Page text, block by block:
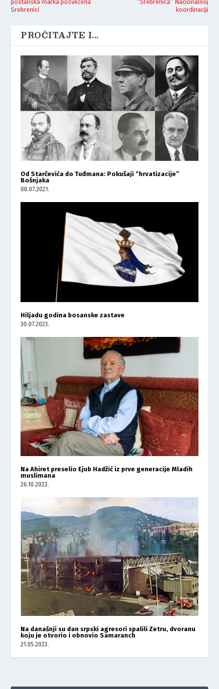
poštanska marka posvećena
Srebrenici
“Srebrenica” Nacionalnoj
koordinaciji
PROČITAJTE I...
Od Starčevića do Tuđmana: Pokušaji “hrvatizacije”
Bošnjaka
08.07.2021.
Hiljadu godina bosanske zastave
30.07.2023.
Na Ahiret preselio Ejub Hadžić iz prve generacije Mladih
muslimana
26.10.2023.
Na današnji su dan srpski agresori spalili Zetru, dvoranu
koju je otvorio i obnovio Samaranch
21.05.2023.